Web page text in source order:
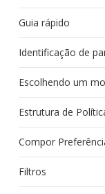
Guia rápido
Identificação de
Escolhendo um
Estrutura de
Compor
Filtros